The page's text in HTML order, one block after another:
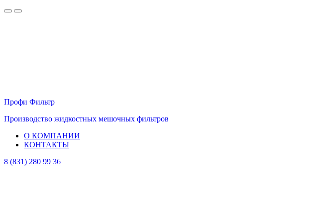
Профи Фильтр
Производство жидкостных мешочных фильтров
О КОМПАНИИ
КОНТАКТЫ
8 (831) 280 99 36